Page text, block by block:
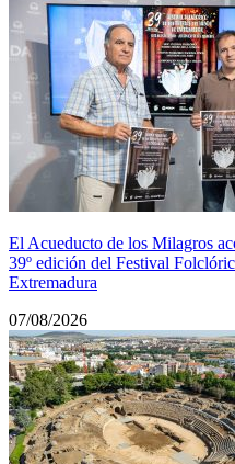
El Acueducto de los Milagros
39º edición del Festival
Extremadura
07/08/2026